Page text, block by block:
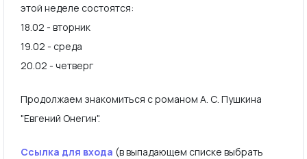
этой неделе состоятся:
18.02 - вторник
19.02 - среда
20.02 - четверг
Продолжаем знакомиться с романом А. С. Пушкина
"Евгений Онегин".
Ссылка для входа (в выпадающем списке выбрать